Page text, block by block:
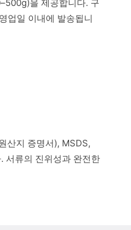
을 제공합니다. 구
업일 이내에 발송됩니
산지 증명서), MSDS,
서류의 진위성과 완전한